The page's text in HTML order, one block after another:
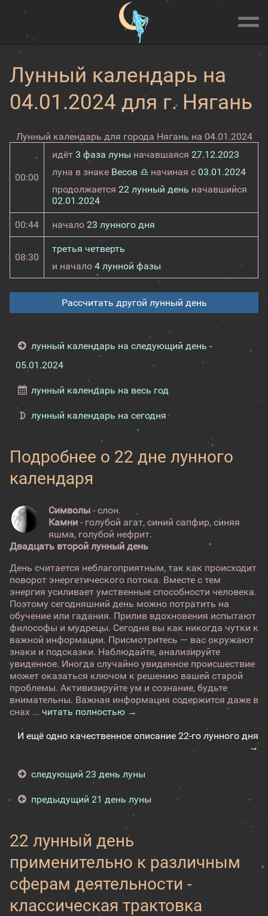
Лунный календарь на
04.01.2024 для г. Нягань
Лунный календарь для города Нягань на 04.01.2024
00:00
идёт 3 фаза луны начавшаяся 27.12.2023
луна в знаке Весов ♎ начиная с 03.01.2024
продолжается 22 лунный день начавшийся
02.01.2024
00:44 начало 23 лунного дня
08:30
третья четверть
и начало 4 лунной фазы
Рассчитать другой лунный день
лунный календарь на следующий день -
05.01.2024
лунный календарь на весь год
лунный календарь на сегодня
Подробнее о 22 дне лунного
календаря
Символы - слон.
Камни - голубой агат, синий сапфир, синяя
яшма, голубой нефрит.
Двадцать второй лунный день
День считается неблагоприятным, так как происходит
поворот энергетического потока. Вместе с тем
энергия усиливает умственные способности человека.
Поэтому сегодняшний день можно потратить на
обучение или гадания. Прилив вдохновения испытают
философы и мудрецы. Сегодня вы как никогда чутки к
важной информации. Присмотритесь — вас окружают
знаки и подсказки. Наблюдайте, анализируйте
увиденное. Иногда случайно увиденное происшествие
может оказаться ключом к решению вашей старой
проблемы. Активизируйте ум и сознание, будьте
внимательны. Важная информация содержится даже в
снах ... читать полностью →
И ещё одно качественное описание 22-го лунного дня
→
следующий 23 день луны
предыдущий 21 день луны
22 лунный день
применительно к различным
сферам деятельности -
классическая трактовка